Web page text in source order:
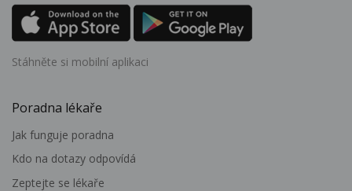
Stáhněte si mobilní aplikaci
Poradna lékaře
Jak funguje poradna
Kdo na dotazy odpovídá
Zeptejte se lékaře